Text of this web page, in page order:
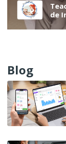
de
Blog